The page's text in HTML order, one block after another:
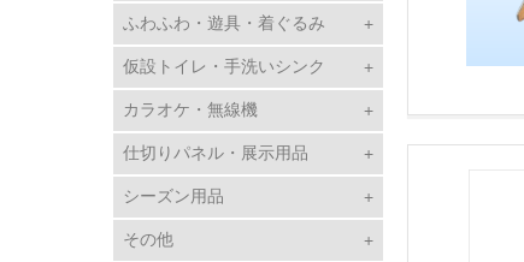
ふわふわ・遊具・着ぐるみ
仮設トイレ・手洗いシンク
カラオケ・無線機
仕切りパネル・展示用品
シーズン用品
その他